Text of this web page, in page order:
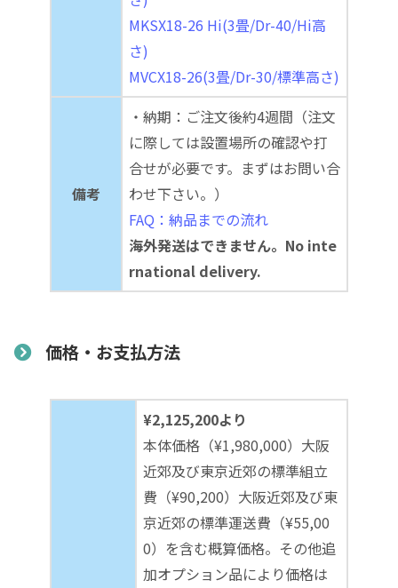
MKSX18-26 Hi(3畳/Dr-40/Hi高
さ)
MVCX18-26(3畳/Dr-30/標準高さ)
備考
・納期：ご注文後約4週間（注文
に際しては設置場所の確認や打
合せが必要です。まずはお問い合
わせ下さい。）
FAQ：納品までの流れ
海外発送はできません。No inte
rnational delivery.
価格・お支払方法
¥2,125,200より
本体価格（¥1,980,000）大阪
近郊及び東京近郊の標準組立
費（¥90,200）大阪近郊及び東
京近郊の標準運送費（¥55,00
0）を含む概算価格。その他追
加オプション品により価格は